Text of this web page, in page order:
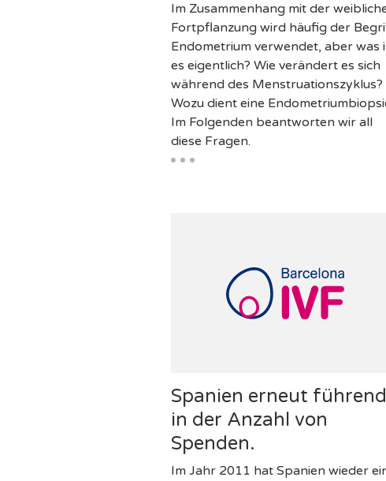
Im Zusammenhang mit der
Fortpflanzung wird häufig der
Endometrium verwendet, aber was
es eigentlich? Wie verändert es sich
während des Menstruationszyklus?
Wozu dient eine
Im Folgenden beantworten wir all
diese Fragen.
Spanien erneut führend
in der Anzahl von
Spenden.
Im Jahr 2011 hat Spanien wieder